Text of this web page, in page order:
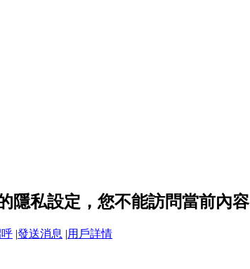
隱私設定，您不能訪問當前內容
|發送消息 |用戶詳情